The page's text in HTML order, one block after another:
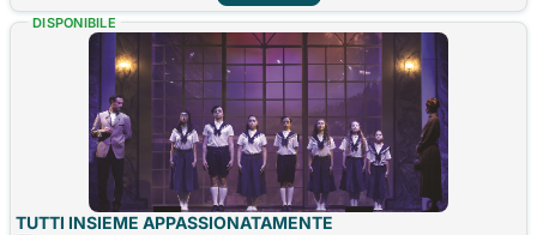
TUTTI INSIEME APPASSIONATAMENTE
DISPONIBILE